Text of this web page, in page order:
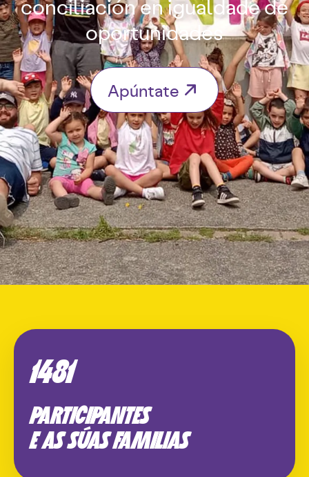
conciliación en igualdade de
oportunidades
Apúntate
1481
PARTICIPANTES
E AS SÚAS FAMILIAS